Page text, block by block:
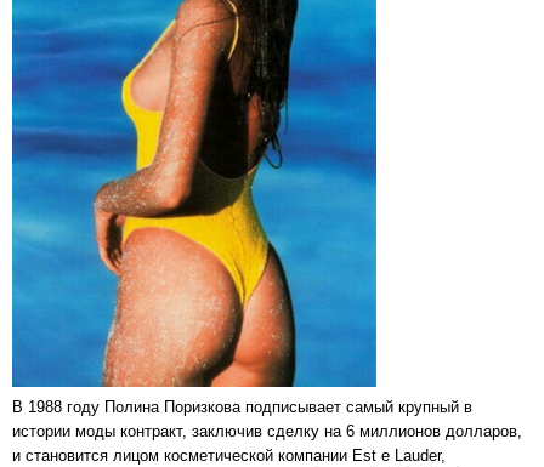
В 1988 году Полина Поризкова подписывает самый крупный в
истории моды контракт, заключив сделку на 6 миллионов долларов,
и становится лицом косметической компании Est e Lauder,